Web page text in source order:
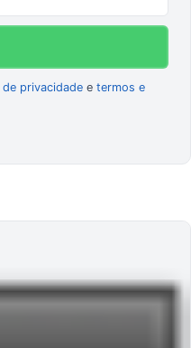
privacidade e termos e